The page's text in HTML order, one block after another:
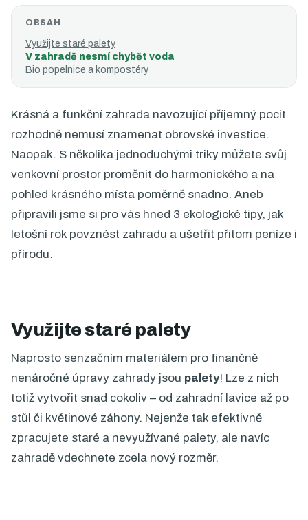
OBSAH
Využijte staré palety
V zahradě nesmí chybět voda
Bio popelnice a kompostéry
Krásná a funkční zahrada navozující příjemný pocit
rozhodně nemusí znamenat obrovské investice.
Naopak. S několika jednoduchými triky můžete svůj
venkovní prostor proměnit do harmonického a na
pohled krásného místa poměrně snadno. Aneb
připravili jsme si pro vás hned 3 ekologické tipy, jak
letošní rok povznést zahradu a ušetřit přitom peníze i
přírodu.
Využijte staré palety
Naprosto senzačním materiálem pro finančně
nenáročné úpravy zahrady jsou palety! Lze z nich
totiž vytvořit snad cokoliv – od zahradní lavice až po
stůl či květinové záhony. Nejenže tak efektivně
zpracujete staré a nevyužívané palety, ale navíc
zahradě vdechnete zcela nový rozměr.